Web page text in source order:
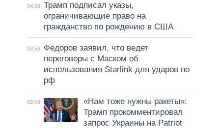
04:39 Трамп подписал указы,
ограничивающие право на
гражданство по рождению в США
03:56
Федоров заявил, что ведет
переговоры с Маском об
использования Starlink для ударов по
рф
02:59
«Нам тоже нужны ракеты»:
Трамп прокомментировал
запрос Украины на Patriot